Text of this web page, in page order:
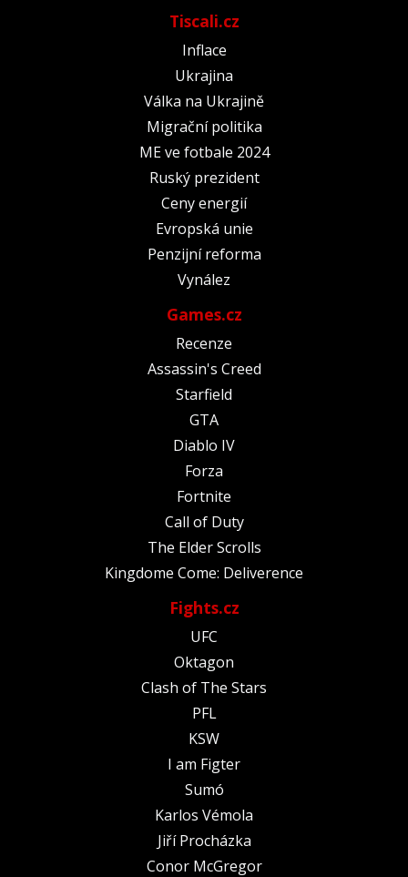
Tiscali.cz
Inflace
Ukrajina
Válka na Ukrajině
Migrační politika
ME ve fotbale 2024
Ruský prezident
Ceny energií
Evropská unie
Penzijní reforma
Vynález
Games.cz
Recenze
Assassin's Creed
Starfield
GTA
Diablo IV
Forza
Fortnite
Call of Duty
The Elder Scrolls
Kingdome Come: Deliverence
Fights.cz
UFC
Oktagon
Clash of The Stars
PFL
KSW
I am Figter
Sumó
Karlos Vémola
Jiří Procházka
Conor McGregor